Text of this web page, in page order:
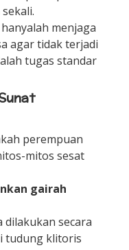
menjaga
agar tidak terjadi
tugas standar
perempuan
mitos sesat
gairah
dilakukan secara
tudung klitoris